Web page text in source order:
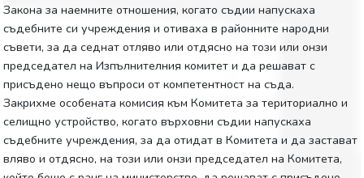
Закона за наемните отношения, когато съдии напускаха
съдебните си учреждения и отиваха в районните народни
съвети, за да седнат отляво или отдясно на този или онзи
председател на Изпълнителния комитет и да решават с
присъдено нещо въпроси от компетентност на съда.
Закрихме особената комисия към Комитета за териториално и
селищно устройство, когато върховни съдии напускаха
съдебните учреждения, за да отидат в Комитета и да застават
вляво и отдясно, на този или онзи председател на Комитета,